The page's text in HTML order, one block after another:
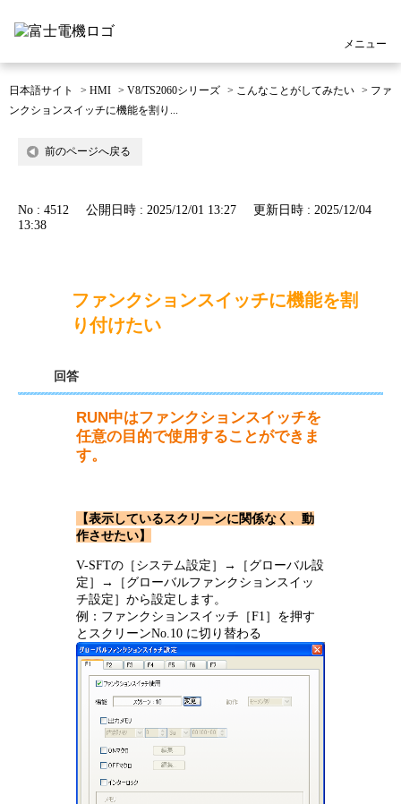
メニュー
日本語サイト > HMI > V8/TS2060シリーズ > こんなことがしてみたい > ファ
ンクションスイッチに機能を割り...
前のページへ戻る
No : 4512 公開日時 : 2025/12/01 13:27
更新日時 : 2025/12/04
13:38
ファンクションスイッチに機能を割
り付けたい
回答
RUN中はファンクションスイッチを
任意の目的で使用することができま
す。
【表示しているスクリーンに関係なく、動
作させたい】
V-SFTの［システム設定］→［グローバル設
定］→［グローバルファンクションスイッ
チ設定］から設定します。
例：ファンクションスイッチ［F1］を押す
とスクリーンNo.10 に切り替わる